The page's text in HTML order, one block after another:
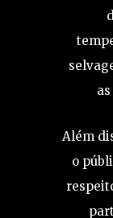
Além
o